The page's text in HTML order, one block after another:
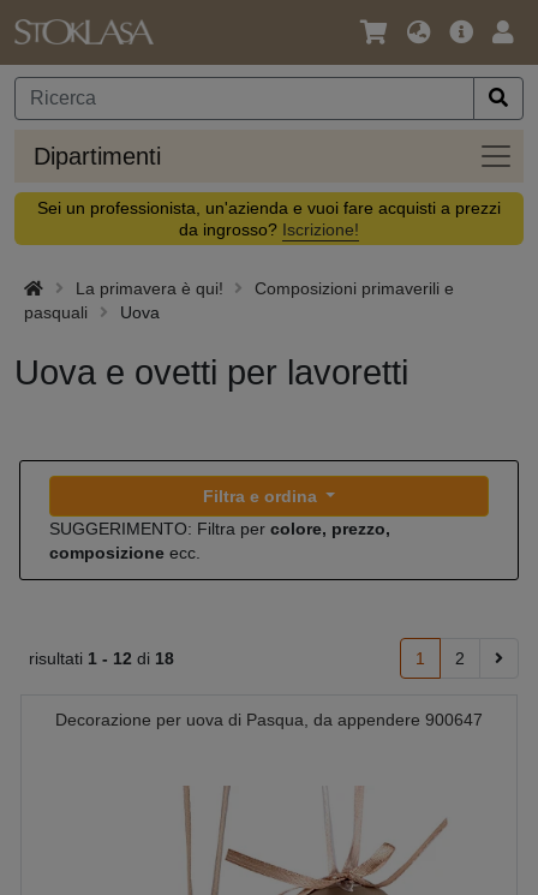
Lingua
Valuta
Offerta
Dipartimenti
Sei un professionista, un'azienda e vuoi fare acquisti a prezzi
da ingrosso? Iscrizione!
La primavera è qui!
Composizioni primaverili e
pasquali
Uova
Uova e ovetti per lavoretti
Filtra e ordina
SUGGERIMENTO: Filtra per colore, prezzo,
composizione ecc.
risultati 1 - 12 di 18 1 2
Decorazione per uova di Pasqua, da appendere 900647